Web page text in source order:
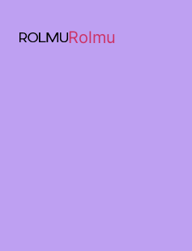
Rolmu